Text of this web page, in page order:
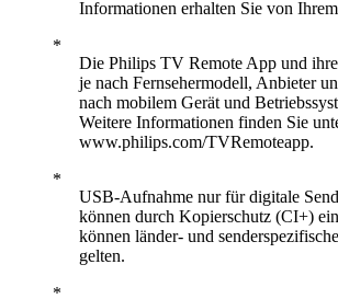
Informationen erhalten Sie von
Die Philips TV Remote App und
je nach Fernsehermodell, Anbieter
nach mobilem Gerät und
Weitere Informationen finden Sie
www.philips.com/TVRemoteapp.
USB-Aufnahme nur für digitale
können durch Kopierschutz (CI+)
können länder- und
gelten.